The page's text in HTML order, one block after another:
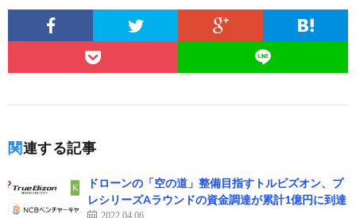
関連する記事
ドローンの「空の道」整備目指すトルビズオン、プ
レシリーズAラウンドの資金調達が累計1億円に到達
2022.04.06